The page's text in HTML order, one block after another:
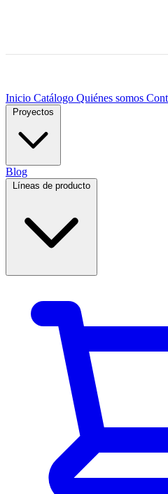
Inicio Catálogo Quiénes somos
Proyectos
Blog
Líneas de producto